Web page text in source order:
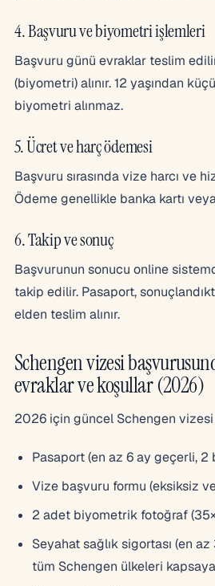
4. Başvuru ve biyometri işlemleri
Başvuru günü evraklar teslim
(biyometri) alınır. 12 yaşından
biyometri alınmaz.
5. Ücret ve harç ödemesi
Başvuru sırasında vize harcı ve
Ödeme genellikle banka kartı
6. Takip ve sonuç
Başvurunun sonucu online
takip edilir. Pasaport,
elden teslim alınır.
Schengen vizesi
evraklar ve koşullar (2026)
2026 için güncel Schengen vizesi
Pasaport (en az 6 ay geçerli, 2
Vize başvuru formu (eksiksiz
2 adet biyometrik fotoğraf
Seyahat sağlık sigortası (en
tüm Schengen ülkeleri